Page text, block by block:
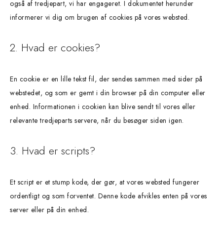
også af tredjepart, vi har engageret. I dokumentet herunder
informerer vi dig om brugen af ​​cookies på vores websted.
2. Hvad er cookies?
En cookie er en lille tekst fil, der sendes sammen med sider på
webstedet, og som er gemt i din browser på din computer eller
enhed. Informationen i cookien kan blive sendt til vores eller
relevante tredjeparts servere, når du besøger siden igen.
3. Hvad er scripts?
Et script er et stump kode, der gør, at vores websted fungerer
ordentligt og som forventet. Denne kode afvikles enten på vores
server eller på din enhed.